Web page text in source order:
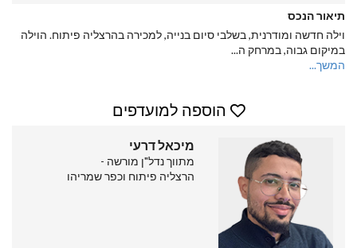
תיאור הנכס
וילה חדשה ומודרנית, בשלבי סיום בנייה, למכירה בהרצליה פיתוח. הוילה
במיקום גבוה, במרחק ה...
המשך...
הוספה למועדפים
מיכאל דרעי
מתווך נדל"ן מורשה -
הרצליה פיתוח וכפר שמריהו